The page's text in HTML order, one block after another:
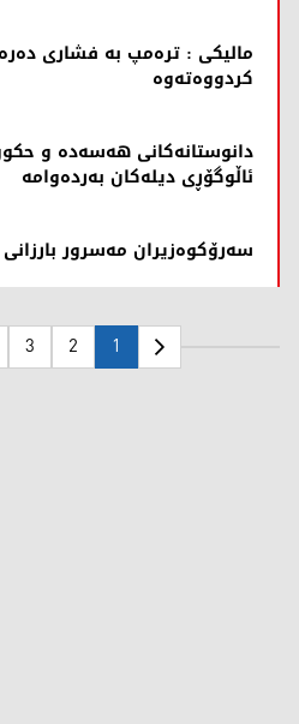
مالیكی : ترەمپ بە فشاری
کردووەتەوە
دانوستانەکانی هەسەدە و
ئاڵوگۆڕی دیلەکان بەردەوامە
سەرۆکوەزیران مەسرور
1
2
3